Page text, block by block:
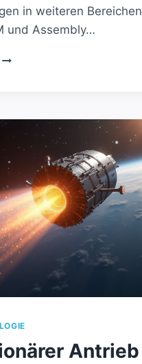
in weiteren Bereichen
und Assembly…
FREECAD:
EATURES
Antrieb